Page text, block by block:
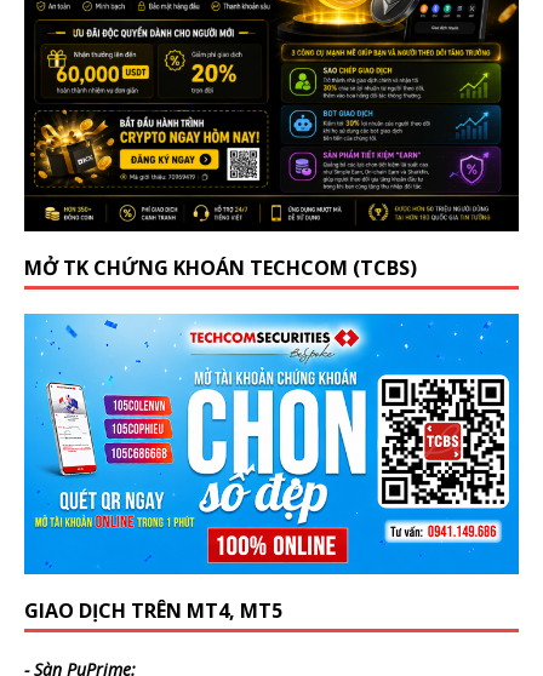
MỞ TK CHỨNG KHOÁN TECHCOM (TCBS)
GIAO DỊCH TRÊN MT4, MT5
- Sàn PuPrime: